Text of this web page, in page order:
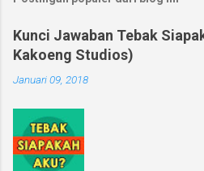
Kunci Jawaban Tebak
Kakoeng Studios)
Januari 09, 2018